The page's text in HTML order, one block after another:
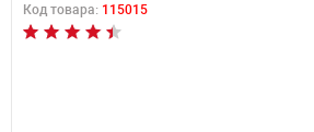
Код товара: 115015